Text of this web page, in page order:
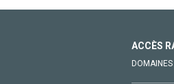
ACCÈS
DOMAINES